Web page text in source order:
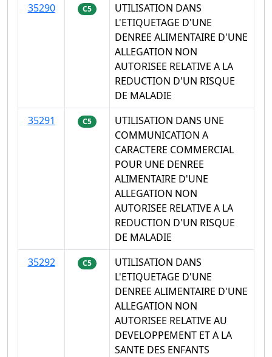
35290
C5
UTILISATION DANS
L'ETIQUETAGE D'UNE
DENREE ALIMENTAIRE D'UNE
ALLEGATION NON
AUTORISEE RELATIVE A LA
REDUCTION D'UN RISQUE
DE MALADIE
35291
C5
UTILISATION DANS UNE
COMMUNICATION A
CARACTERE COMMERCIAL
POUR UNE DENREE
ALIMENTAIRE D'UNE
ALLEGATION NON
AUTORISEE RELATIVE A LA
REDUCTION D'UN RISQUE
DE MALADIE
35292
C5
UTILISATION DANS
L'ETIQUETAGE D'UNE
DENREE ALIMENTAIRE D'UNE
ALLEGATION NON
AUTORISEE RELATIVE AU
DEVELOPPEMENT ET A LA
SANTE DES ENFANTS